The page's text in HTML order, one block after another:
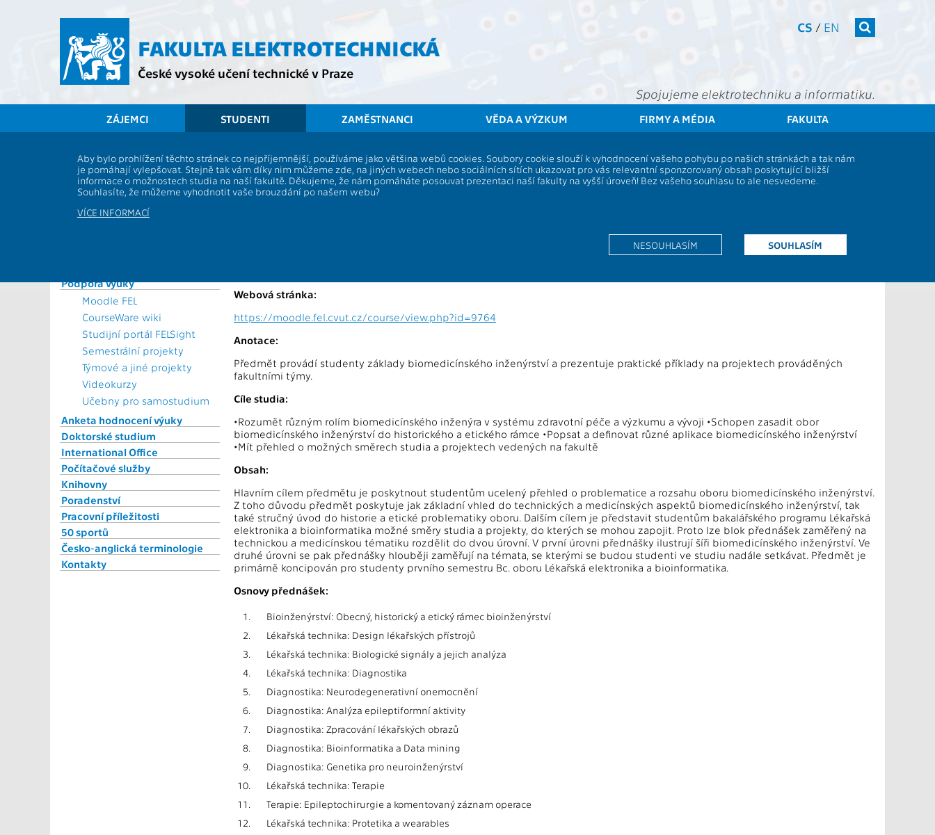
FAKULTA ELEKTROTECHNICKÁ
České vysoké učení technické v Praze
CS / EN
Spojujeme elektrotechniku a informatiku.
ZÁJEMCI STUDENTI ZAMĚSTNANCI VĚDA A VÝZKUM FIRMY A MÉDIA FAKULTA
Aby bylo prohlížení těchto stránek co nejpříjemnější, používáme jako většina webů cookies. Soubory cookie slouží k vyhodnocení vašeho pohybu po našich stránkách a tak nám
je pomáhají vylepšovat. Stejně tak vám díky nim můžeme zde, na jiných webech nebo sociálních sítích ukazovat pro vás relevantní sponzorovaný obsah poskytující bližší
informace o možnostech studia na naší fakultě. Děkujeme, že nám pomáháte posouvat prezentaci naší fakulty na vyšší úroveň! Bez vašeho souhlasu to ale nesvedeme.
Souhlasíte, že můžeme vyhodnotit vaše brouzdání po našem webu?
VÍCE INFORMACÍ
SOUHLASÍM
NESOUHLASÍM
Souhrnné informace
Vyhlášky a předpisy
Formuláře
Časový plán ak. roku
Podpora výuky
Moodle FEL
CourseWare wiki
Studijní portál FELSight
Semestrální projekty
Týmové a jiné projekty
Videokurzy
Učebny pro samostudium
Anketa hodnocení výuky
Doktorské studium
International Office
Počítačové služby
Knihovny
Poradenství
Pracovní příležitosti
50 sportů
Česko-anglická terminologie
Kontakty
BAB31UBI Úvod do bioinženýrství
Role: PV
Webová stránka:
https://moodle.fel.cvut.cz/course/view.php?id=9764
Anotace:
Předmět provádí studenty základy biomedicínského inženýrství a prezentuje praktické příklady na projektech prováděných
fakultními týmy.
Cíle studia:
•Rozumět různým rolím biomedicínského inženýra v systému zdravotní péče a výzkumu a vývoji •Schopen zasadit obor
biomedicínského inženýrství do historického a etického rámce •Popsat a definovat různé aplikace biomedicínského inženýrství
•Mít přehled o možných směrech studia a projektech vedených na fakultě
Obsah:
Hlavním cílem předmětu je poskytnout studentům ucelený přehled o problematice a rozsahu oboru biomedicínského inženýrství.
Z toho důvodu předmět poskytuje jak základní vhled do technických a medicínských aspektů biomedicínského inženýrství, tak
také stručný úvod do historie a etické problematiky oboru. Dalším cílem je představit studentům bakalářského programu Lékařská
elektronika a bioinformatika možné směry studia a projekty, do kterých se mohou zapojit. Proto lze blok přednášek zaměřený na
technickou a medicínskou tématiku rozdělit do dvou úrovní. V první úrovni přednášky ilustrují šíři biomedicínského inženýrství. Ve
druhé úrovni se pak přednášky hlouběji zaměřují na témata, se kterými se budou studenti ve studiu nadále setkávat. Předmět je
primárně koncipován pro studenty prvního semestru Bc. oboru Lékařská elektronika a bioinformatika.
Osnovy přednášek:
1.
Bioinženýrství: Obecný, historický a etický rámec bioinženýrství
2.
Lékařská technika: Design lékařských přístrojů
3.
Lékařská technika: Biologické signály a jejich analýza
4.
Lékařská technika: Diagnostika
5.
Diagnostika: Neurodegenerativní onemocnění
6.
Diagnostika: Analýza epileptiformní aktivity
7.
Diagnostika: Zpracování lékařských obrazů
8.
Diagnostika: Bioinformatika a Data mining
9.
Diagnostika: Genetika pro neuroinženýrství
10.
Lékařská technika: Terapie
11.
Terapie: Epileptochirurgie a komentovaný záznam operace
12.
Lékařská technika: Protetika a wearables